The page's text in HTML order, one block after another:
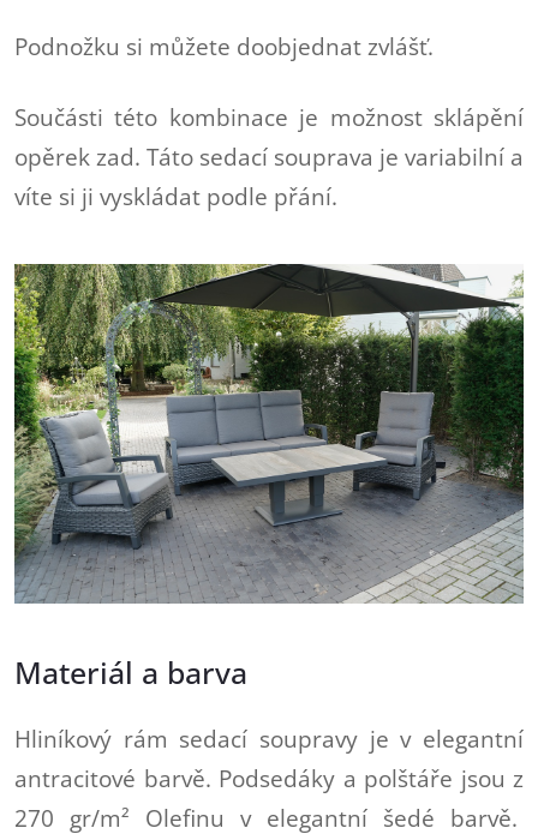
Podnožku si můžete doobjednat zvlášť.
Součásti této kombinace je možnost sklápění
opěrek zad. Táto sedací souprava je variabilní a
víte si ji vyskládat podle přání.
Materiál a barva
Hliníkový rám sedací soupravy je v elegantní
antracitové barvě. Podsedáky a polštáře jsou z
270 gr/m² Olefinu v elegantní šedé barvě.